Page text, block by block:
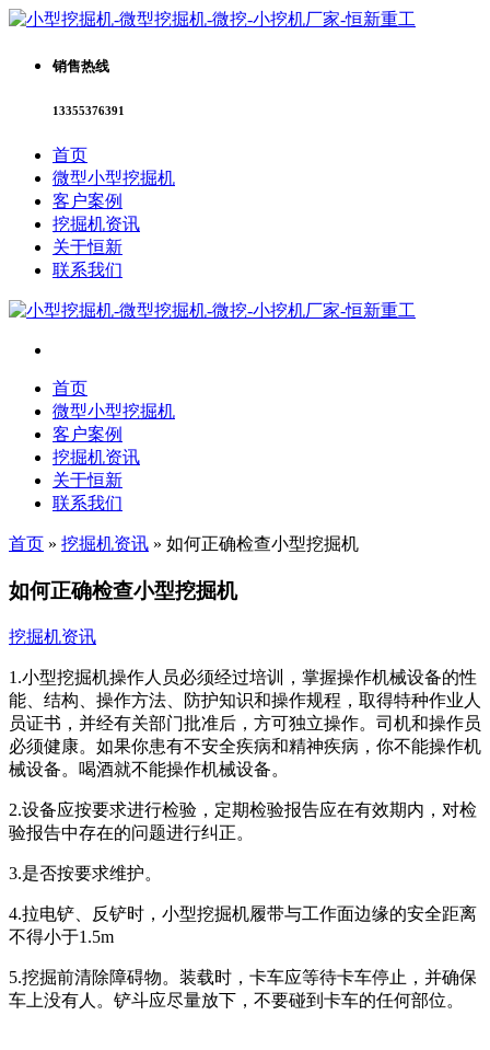
销售热线
13355376391
首页
微型小型挖掘机
客户案例
挖掘机资讯
关于恒新
联系我们
首页
微型小型挖掘机
客户案例
挖掘机资讯
关于恒新
联系我们
首页 » 挖掘机资讯 » 如何正确检查小型挖掘机
如何正确检查小型挖掘机
挖掘机资讯
1.小型挖掘机操作人员必须经过培训，掌握操作机械设备的性
能、结构、操作方法、防护知识和操作规程，取得特种作业人
员证书，并经有关部门批准后，方可独立操作。司机和操作员
必须健康。如果你患有不安全疾病和精神疾病，你不能操作机
械设备。喝酒就不能操作机械设备。
2.设备应按要求进行检验，定期检验报告应在有效期内，对检
验报告中存在的问题进行纠正。
3.是否按要求维护。
4.拉电铲、反铲时，小型挖掘机履带与工作面边缘的安全距离
不得小于1.5m
5.挖掘前清除障碍物。装载时，卡车应等待卡车停止，并确保
车上没有人。铲斗应尽量放下，不要碰到卡车的任何部位。